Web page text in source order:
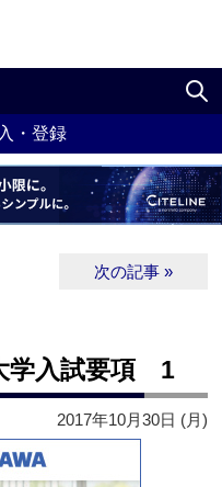
・登録
次の記事 »
学入試要項 1
2017年10月30日 (月)